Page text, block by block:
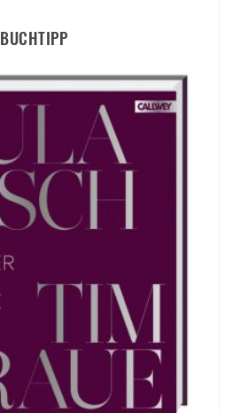
BUCHTIPP